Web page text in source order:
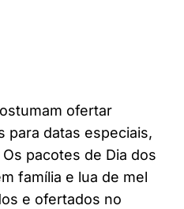
ofertar
para datas especiais,
pacotes de Dia dos
família e lua de mel
e ofertados no